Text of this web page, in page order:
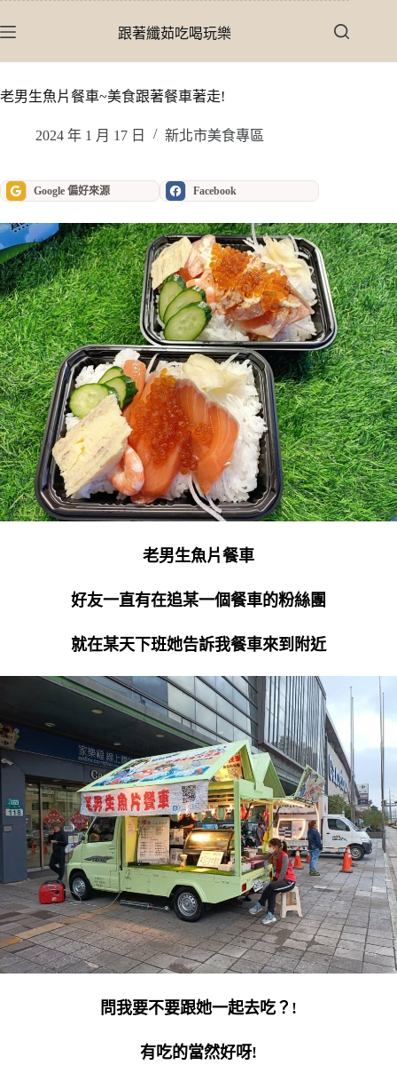
至
內
跟著纖茹吃喝玩樂
老男生魚片餐車~美食跟著餐車著走!
2024 年 1 月 17 日 新北市美食專區
Google 偏好來源 Facebook
老男生魚片餐車
好友一直有在追某一個餐車的粉絲團
就在某天下班她告訴我餐車來到附近
問我要不要跟她一起去吃？!
有吃的當然好呀!